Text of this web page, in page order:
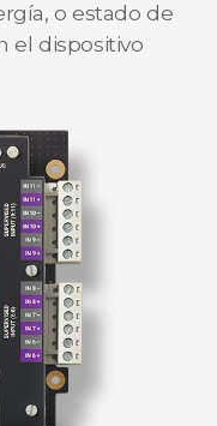
o estado de
el dispositivo